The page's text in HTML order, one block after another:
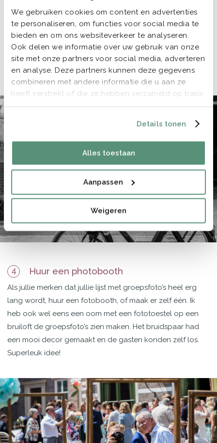
We gebruiken cookies om content en advertenties
te personaliseren, om functies voor social media te
bieden en om ons websiteverkeer te analyseren.
Ook delen we informatie over uw gebruik van onze
site met onze partners voor social media, adverteren
en analyse. Deze partners kunnen deze gegevens
combineren met andere informatie die u aan ze
heeft verstrekt of die ze hebben verzameld op basis
van uw gebruik van hun services.
Details tonen
Alles toestaan
Aanpassen
Weigeren
hollandse spelletjes spelen en dergelijke. Ik ben er vaak
de hele dag bij dus de mensen die belangrijk voor jullie
zijn, die komen echt wel op de foto! En vaak staan ze er
veel leuker op als ze het zelf niet door hebben dat ze
gefotografeerd worden.
4 Huur een photobooth
Als jullie merken dat jullie lijst met groepsfoto’s heel erg
lang wordt, huur een fotobooth, of maak er zelf één. Ik
heb ook wel eens een oom met een fototoestel op een
bruiloft de groepsfoto’s zien maken. Het bruidspaar had
een mooi decor gemaakt en de gasten konden zelf los.
Superleuk idee!